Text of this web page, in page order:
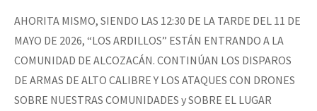
Otras secciones
Semillero Guerra contra la Humanidad. (Las poblaciones y
la naturaleza bajo asedio)
AHORITA MISMO, SIENDO LAS 12:30 DE LA TARDE DEL 11 DE
MAYO DE 2026, “LOS ARDILLOS” ESTÁN ENTRANDO A LA
COMUNIDAD DE ALCOZACÁN. CONTINÚAN LOS DISPAROS
DE ARMAS DE ALTO CALIBRE Y LOS ATAQUES CON DRONES
SOBRE NUESTRAS COMUNIDADES y SOBRE EL LUGAR